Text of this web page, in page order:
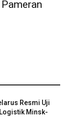
Resmi Uji
Minsk-